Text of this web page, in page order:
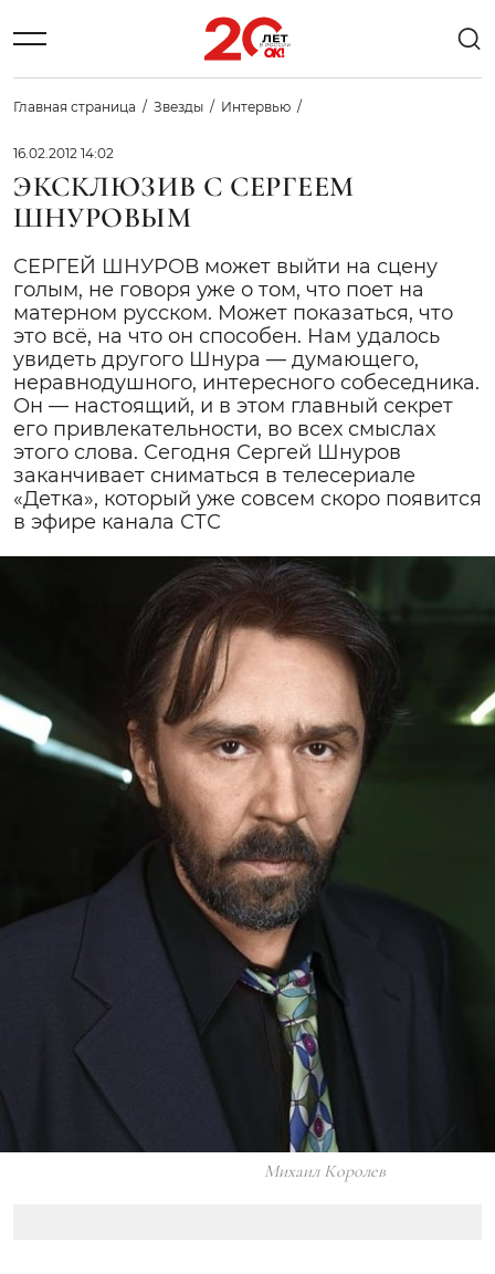
Главная страница Звезды Интервью
16.02.2012 14:02
ЭКСКЛЮЗИВ С СЕРГЕЕМ
ШНУРОВЫМ
СЕРГЕЙ ШНУРОВ может выйти на сцену
голым, не говоря уже о том, что поет на
матерном русском. Может показаться, что
это всё, на что он способен. Нам удалось
увидеть другого Шнура — думающего,
неравнодушного, интересного собеседника.
Он — настоящий, и в этом главный секрет
его привлекательности, во всех смыслах
этого слова. Сегодня Сергей Шнуров
заканчивает сниматься в телесериале
«Детка», который уже совсем скоро появится
в эфире канала СТС
Михаил Королев